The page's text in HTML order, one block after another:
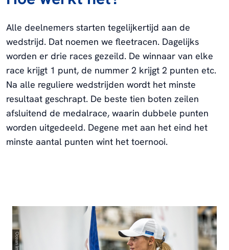
Alle deelnemers starten tegelijkertijd aan de
wedstrijd. Dat noemen we fleetracen. Dagelijks
worden er drie races gezeild. De winnaar van elke
race krijgt 1 punt, de nummer 2 krijgt 2 punten etc.
Na alle reguliere wedstrijden wordt het minste
resultaat geschrapt. De beste tien boten zeilen
afsluitend de medalrace, waarin dubbele punten
worden uitgedeeld. Degene met aan het eind het
minste aantal punten wint het toernooi.